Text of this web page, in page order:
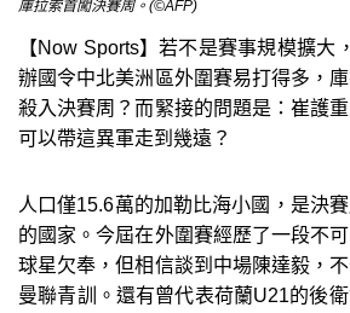
庫拉索首闖決賽周。(©AFP)
【Now Sports】若不是賽事規模擴大
辦國令中北美洲區外圍賽易打得多，
殺入決賽周？而緊接的問題是：崔護
可以帶這異軍走到幾遠？
人口僅15.6萬的加勒比海小國，是決
的國家。今屆在外圍賽經歷了一段不
球星欠奉，但相信談到中場陳達毅，
曼聯青訓。還有曾代表荷蘭U21的後